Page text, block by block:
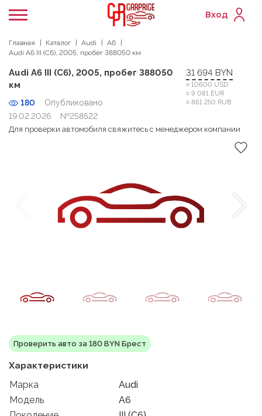
Вход
Главная Каталог Audi
A6
Audi A6 III (C6), 2005, пробег 388050 км
Audi A6 III (C6), 2005, пробег 388050
км
180
Опубликовано
19.02.2026
№258522
31 694 BYN
≈ 10600 USD
≈ 9 081 EUR
≈ 861 250 RUB
Для проверки автомобиля свяжитесь с менеджером компании
Проверить авто за 180 BYN Брест
Характеристики
Марка
Audi
Модель
A6